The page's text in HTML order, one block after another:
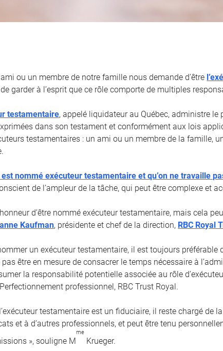
ami ou un membre de notre famille nous demande d’être
garder à l’esprit que ce rôle comporte de multiples
testamentaire, appelé liquidateur au Québec, administre le
dans son testament et conformément aux lois
testamentaires : un ami ou un membre de la famille,
est nommé exécuteur testamentaire et qu’on ne travaille
de l’ampleur de la tâche, qui peut être complexe et
honneur d’être nommé exécuteur testamentaire, mais cela
Kaufman, présidente et chef de la direction, RBC Royal
un exécuteur testamentaire, il est toujours préférable
être en mesure de consacrer le temps nécessaire à
la responsabilité potentielle associée au rôle
professionnel, RBC Trust Royal.
testamentaire est un fiduciaire, il reste chargé de
et à d’autres professionnels, et peut être tenu
», souligne M
me
Krueger.